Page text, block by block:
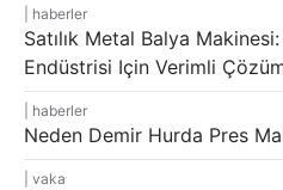
haberler
Satılık Metal Balya
Endüstrisi Için Verimli
haberler
Neden Demir Hurda Pres
vaka